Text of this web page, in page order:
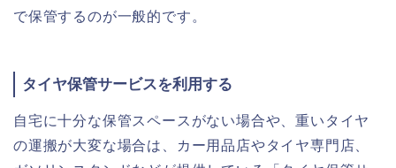
で保管するのが一般的です。
タイヤ保管サービスを利用する
自宅に十分な保管スペースがない場合や、重いタイヤ
の運搬が大変な場合は、カー用品店やタイヤ専門店、